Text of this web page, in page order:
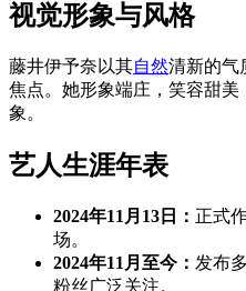
视觉形象与风格
藤井伊予奈以其自然清新的气
焦点。她形象端庄，笑容甜
象。
艺人生涯年表
2024年11月13日： 正式
场。
2024年11月至今： 发布
粉丝广泛关注。